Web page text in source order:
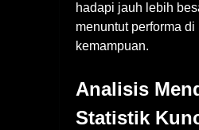
hadapi jauh lebih
menuntut performa di
kemampuan.
Analisis
Statistik